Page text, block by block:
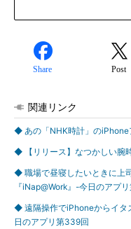
Share Post
関連リンク
◆ あの「NHK時計」のiPhone
◆ 【リリース】なつかしい腕
◆ 職場で昼寝したいときに上
『iNap@Work』-今日のアプ
◆ 遠隔操作でiPhoneからイタ
日のアプリ第339回